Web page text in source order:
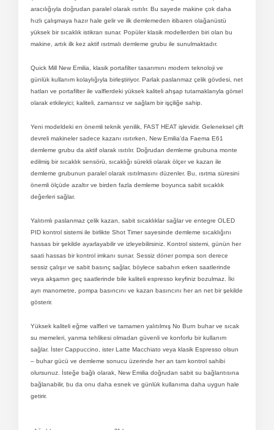
aracılığıyla doğrudan paralel olarak ısıtılır. Bu sayede makine çok daha
hızlı çalışmaya hazır hale gelir ve ilk demlemeden itibaren olağanüstü
yüksek bir sıcaklık istikrarı sunar. Popüler klasik modellerden biri olan bu
makine, artık ilk kez aktif ısıtmalı demleme grubu ile sunulmaktadır.
Quick Mill New Emilia, klasik portafilter tasarımını modern teknoloji ve
günlük kullanım kolaylığıyla birleştiriyor. Parlak paslanmaz çelik gövdesi, net
hatları ve portafilter ile valflerdeki yüksek kaliteli ahşap tutamaklarıyla görsel
olarak etkileyici; kaliteli, zamansız ve sağlam bir işçiliğe sahip.
Yeni modeldeki en önemli teknik yenilik, FAST HEAT işlevidir. Geleneksel çift
devreli makineler sadece kazanı ısıtırken, New Emilia'da Faema E61
demleme grubu da aktif olarak ısıtılır. Doğrudan demleme grubuna monte
edilmiş bir sıcaklık sensörü, sıcaklığı sürekli olarak ölçer ve kazan ile
demleme grubunun paralel olarak ısıtılmasını düzenler. Bu, ısıtma süresini
önemli ölçüde azaltır ve birden fazla demleme boyunca sabit sıcaklık
değerleri sağlar.
Yalıtımlı paslanmaz çelik kazan, sabit sıcaklıklar sağlar ve entegre OLED
PID kontrol sistemi ile birlikte Shot Timer sayesinde demleme sıcaklığını
hassas bir şekilde ayarlayabilir ve izleyebilirsiniz. Kontrol sistemi, günün her
saati hassas bir kontrol imkanı sunar. Sessiz döner pompa son derece
sessiz çalışır ve sabit basınç sağlar, böylece sabahın erken saatlerinde
veya akşamın geç saatlerinde bile kaliteli espresso keyfiniz bozulmaz. İki
ayrı manometre, pompa basıncını ve kazan basıncını her an net bir şekilde
gösterir.
Yüksek kaliteli eğme valfleri ve tamamen yalıtılmış No Burn buhar ve sıcak
su memeleri, yanma tehlikesi olmadan güvenli ve konforlu bir kullanım
sağlar. İster Cappuccino, ister Latte Macchiato veya klasik Espresso olsun
– buhar gücü ve demleme sonucu üzerinde her an tam kontrol sahibi
olursunuz. İsteğe bağlı olarak, New Emilia doğrudan sabit su bağlantısına
bağlanabilir, bu da onu daha esnek ve günlük kullanıma daha uygun hale
getirir.